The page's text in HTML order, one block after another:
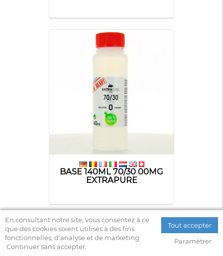
BASE 140ML 70/30 00MG
EXTRAPURE
En consultant notre site, vous consentez à ce
que des cookies soient utilisés à des fins
fonctionnelles, d'analyse et de marketing.
Continuer sans accepter.
Tout accepter
Paramétrer